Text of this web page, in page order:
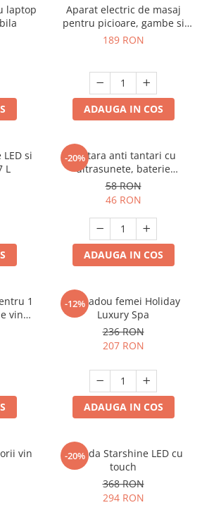
laptop
Aparat electric de masaj
pentru picioare, gambe si
brate
189 RON
ADAUGA IN COS
si
L
-20%
Bratara anti tantari cu
ultrasunete, baterie
reincarcabila 90mAh
58 RON
46 RON
ADAUGA IN COS
1
vin
de
-12%
Set cadou femei Holiday
Luxury Spa
236 RON
207 RON
ADAUGA IN COS
vin
-20%
Oglinda Starshine LED cu
touch
368 RON
294 RON